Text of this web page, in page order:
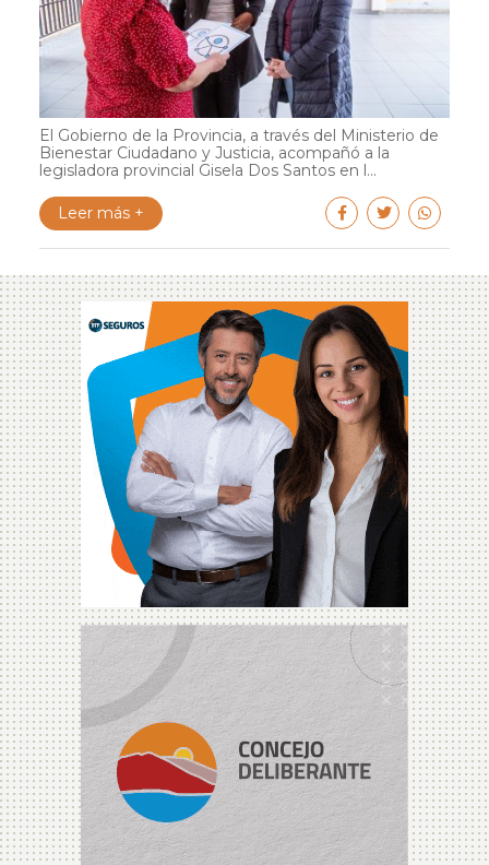
El Gobierno de la Provincia, a través del Ministerio de
Bienestar Ciudadano y Justicia, acompañó a la
legisladora provincial Gisela Dos Santos en l...
Leer más +